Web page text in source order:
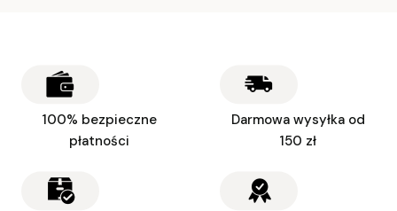
100% bezpieczne
płatności
Darmowa wysyłka od
150 zł